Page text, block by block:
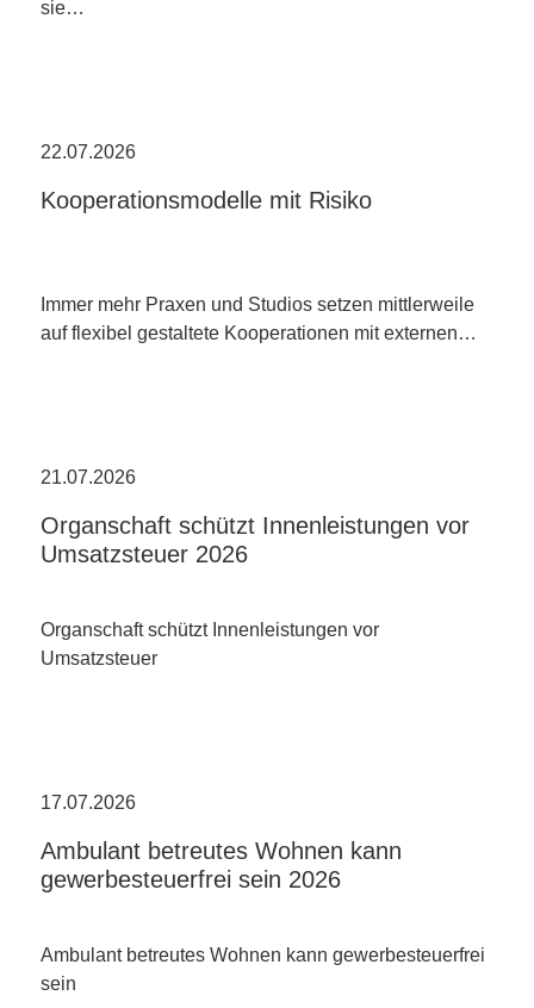
sie…
22.07.2026
Kooperationsmodelle mit Risiko
Immer mehr Praxen und Studios setzen mittlerweile
auf flexibel gestaltete Kooperationen mit externen…
21.07.2026
Organschaft schützt Innenleistungen vor
Umsatzsteuer 2026
Organschaft schützt Innenleistungen vor
Umsatzsteuer
17.07.2026
Ambulant betreutes Wohnen kann
gewerbesteuerfrei sein 2026
Ambulant betreutes Wohnen kann gewerbesteuerfrei
sein